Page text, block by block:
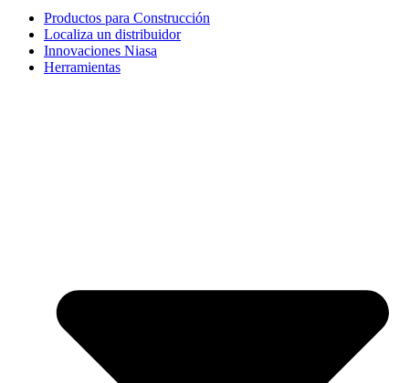
Productos para Construcción
Localiza un distribuidor
Innovaciones Niasa
Herramientas